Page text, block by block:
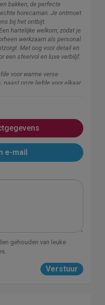
bakken, de perfecte
horecaman. Je ontmoet
bij het ontbijt.
hartelijke welkom, zodat je
werkzaam als personal
Met oog voor detail en
een sfeervol en luxe verbiljf.
voor warme verse
naast onze liefde voor elkaar
en vriendelijkheid.
waar we met al onze liefde
e-mail
gehouden van leuke